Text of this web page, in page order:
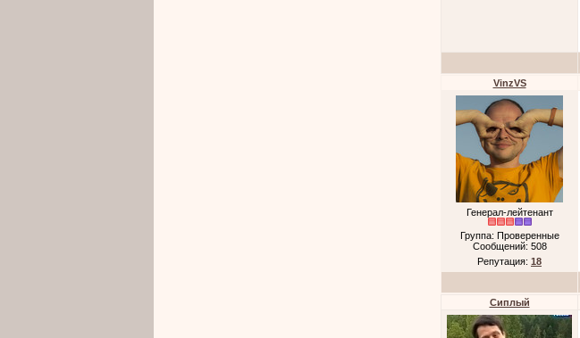
VinzVS
Генерал-лейтенант
Группа: Проверенные
Сообщений: 508
Репутация: 18
Cиплый